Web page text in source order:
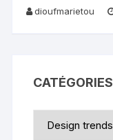
dioufmarietou
CATÉGORIES